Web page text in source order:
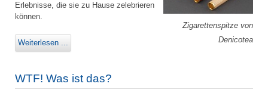
Zigarettenspitze von
Denicotea
Erlebnisse, die sie zu Hause zelebrieren
können.
Weiterlesen ...
WTF! Was ist das?